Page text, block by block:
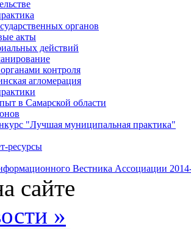
органов
акты
действий
контроля
агломерация
в Самарской области
"Лучшая муниципальная практика"
ресурсы
Вестника Ассоциации
сайте
»